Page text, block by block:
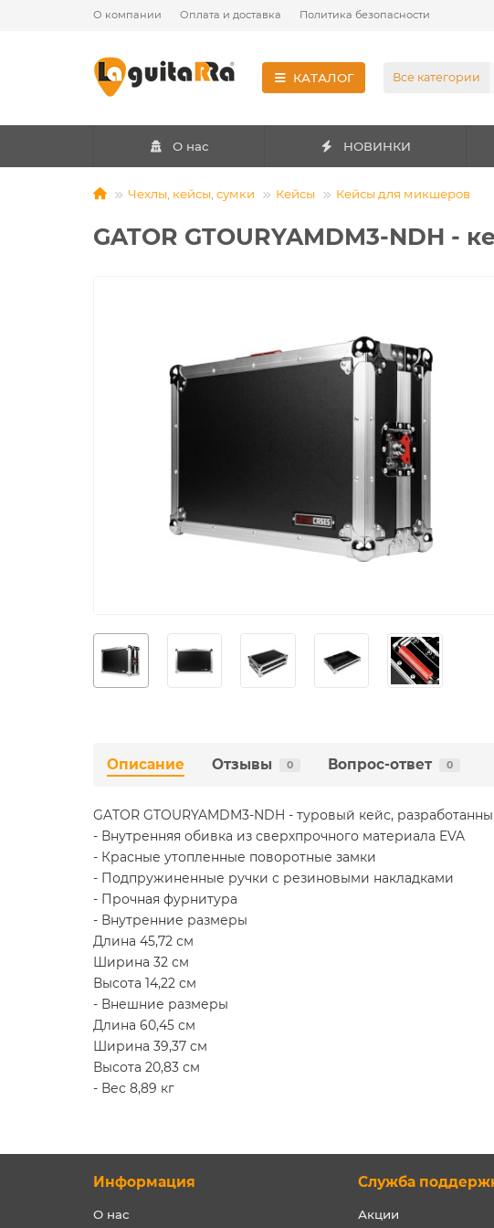
О компании Оплата и доставка Политика безопасности
КАТАЛОГ Все категории
О нас НОВИНКИ
Чехлы, кейсы, сумки Кейсы Кейсы для микшеров
GATOR GTOURYAMDM3-NDH -
Описание Отзывы 0 Вопрос-ответ 0
GATOR GTOURYAMDM3-NDH - туровый кейс,
- Внутренняя обивка из сверхпрочного материала EVA
- Красные утопленные поворотные замки
- Подпружиненные ручки с резиновыми накладками
- Прочная фурнитура
- Внутренние размеры
Длина 45,72 см
Ширина 32 см
Высота 14,22 см
- Внешние размеры
Длина 60,45 см
Ширина 39,37 см
Высота 20,83 см
- Вес 8,89 кг
Информация
О нас
Служба
Акции